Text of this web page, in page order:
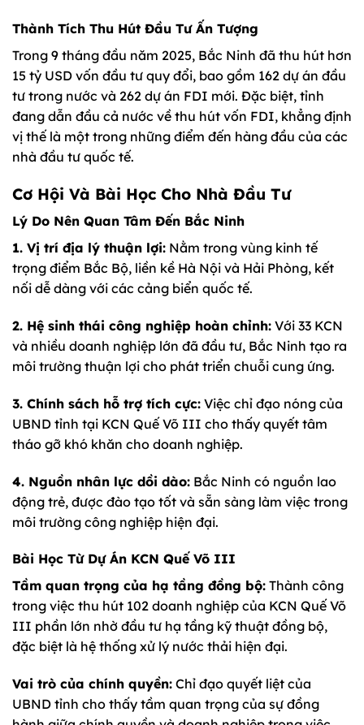
Thành Tích Thu Hút Đầu Tư Ấn Tượng
Trong 9 tháng đầu năm 2025, Bắc Ninh đã thu hút hơn
15 tỷ USD vốn đầu tư quy đổi, bao gồm 162 dự án đầu
tư trong nước và 262 dự án FDI mới. Đặc biệt, tỉnh
đang dẫn đầu cả nước về thu hút vốn FDI, khẳng định
vị thế là một trong những điểm đến hàng đầu của các
nhà đầu tư quốc tế.
Cơ Hội Và Bài Học Cho Nhà Đầu Tư
Lý Do Nên Quan Tâm Đến Bắc Ninh
1. Vị trí địa lý thuận lợi: Nằm trong vùng kinh tế
trọng điểm Bắc Bộ, liền kề Hà Nội và Hải Phòng, kết
nối dễ dàng với các cảng biển quốc tế.
2. Hệ sinh thái công nghiệp hoàn chỉnh: Với 33 KCN
và nhiều doanh nghiệp lớn đã đầu tư, Bắc Ninh tạo ra
môi trường thuận lợi cho phát triển chuỗi cung ứng.
3. Chính sách hỗ trợ tích cực: Việc chỉ đạo nóng của
UBND tỉnh tại KCN Quế Võ III cho thấy quyết tâm
tháo gỡ khó khăn cho doanh nghiệp.
4. Nguồn nhân lực dồi dào: Bắc Ninh có nguồn lao
động trẻ, được đào tạo tốt và sẵn sàng làm việc trong
môi trường công nghiệp hiện đại.
Bài Học Từ Dự Án KCN Quế Võ III
Tầm quan trọng của hạ tầng đồng bộ: Thành công
trong việc thu hút 102 doanh nghiệp của KCN Quế Võ
III phần lớn nhờ đầu tư hạ tầng kỹ thuật đồng bộ,
đặc biệt là hệ thống xử lý nước thải hiện đại.
Vai trò của chính quyền: Chỉ đạo quyết liệt của
UBND tỉnh cho thấy tầm quan trọng của sự đồng